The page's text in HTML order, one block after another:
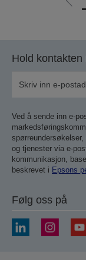
Gå
Hold kontakten
Ved å sende inn e-
og tjenester via e-
kommunikasjon,
beskrevet i Epsons
Følg oss på